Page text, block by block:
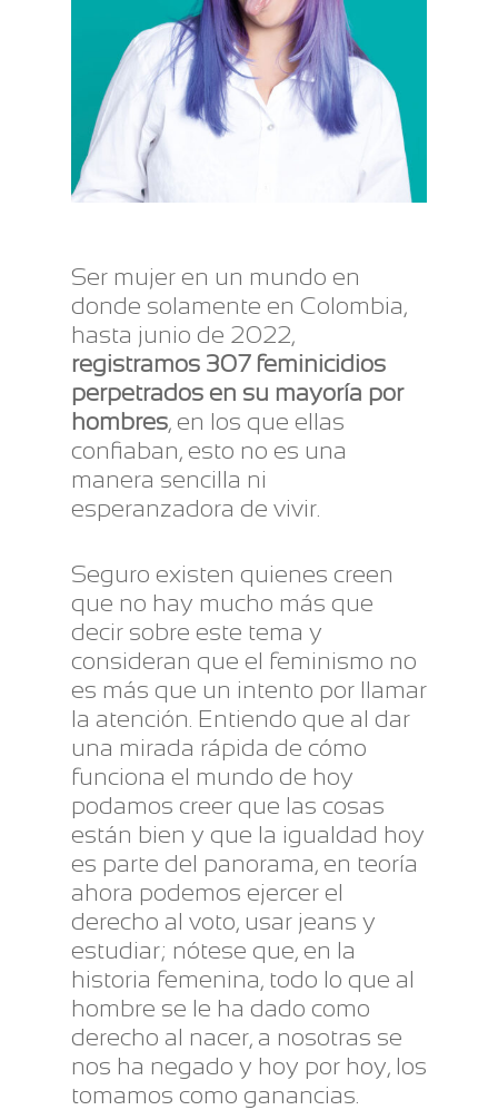
Ser mujer en un mundo en
donde solamente en Colombia,
hasta junio de 2022,
registramos 307 feminicidios
perpetrados en su mayoría por
hombres, en los que ellas
confiaban, esto no es una
manera sencilla ni
esperanzadora de vivir.
Seguro existen quienes creen
que no hay mucho más que
decir sobre este tema y
consideran que el feminismo no
es más que un intento por llamar
la atención. Entiendo que al dar
una mirada rápida de cómo
funciona el mundo de hoy
podamos creer que las cosas
están bien y que la igualdad hoy
es parte del panorama, en teoría
ahora podemos ejercer el
derecho al voto, usar jeans y
estudiar; nótese que, en la
historia femenina, todo lo que al
hombre se le ha dado como
derecho al nacer, a nosotras se
nos ha negado y hoy por hoy, los
tomamos como ganancias.